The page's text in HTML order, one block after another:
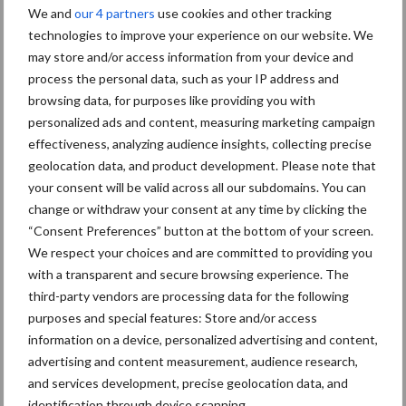
We and our 4 partners use cookies and other tracking
technologies to improve your experience on our website. We
may store and/or access information from your device and
process the personal data, such as your IP address and
browsing data, for purposes like providing you with
personalized ads and content, measuring marketing campaign
effectiveness, analyzing audience insights, collecting precise
geolocation data, and product development. Please note that
your consent will be valid across all our subdomains. You can
change or withdraw your consent at any time by clicking the
“Consent Preferences” button at the bottom of your screen.
We respect your choices and are committed to providing you
with a transparent and secure browsing experience. The
third-party vendors are processing data for the following
purposes and special features: Store and/or access
information on a device, personalized advertising and content,
advertising and content measurement, audience research,
and services development, precise geolocation data, and
ForFarmers ziet volume en
marktaandeel groeien in
krimpende Nederlandse
Tien praktische tips voor
een langere levensduur
“Vraag naar praktische
hygieneoplossingen is in
Polen groter dan ooit”
Themapagina's